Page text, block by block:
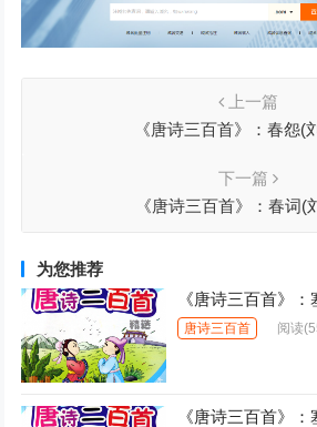
上一篇
《唐诗三百首》：春怨(
下一篇
《唐诗三百首》：春词(
为您推荐
《唐诗三百首》
唐诗三百首 阅读
《唐诗三百首》